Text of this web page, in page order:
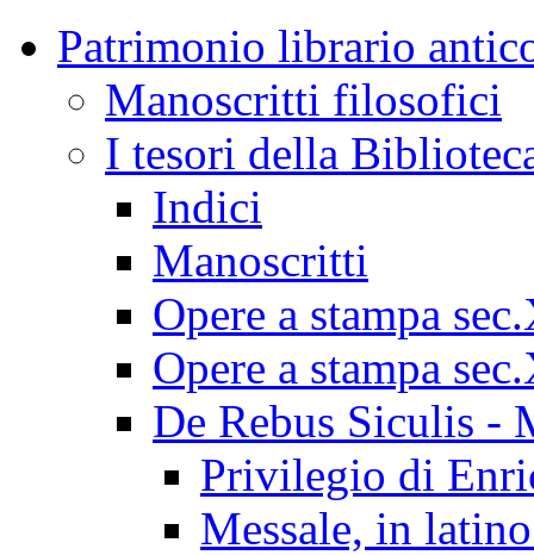
Patrimonio librario
Manoscritti filosofici
I tesori della
Indici
Manoscritti
Opere a stampa
Opere a stampa
De Rebus Siculis -
Privilegio di
Messale, in